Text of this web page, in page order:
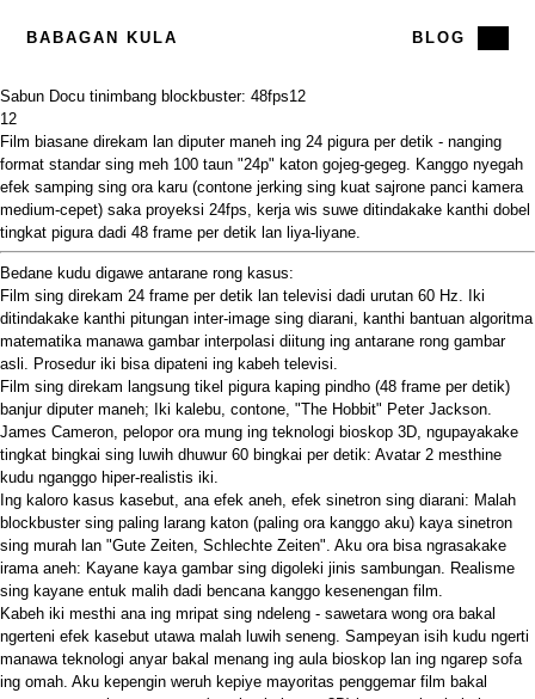
BABAGAN KULA BLOG
Sabun Docu tinimbang blockbuster: 48fps12
12
Film biasane direkam lan diputer maneh ing 24 pigura per detik - nanging
format standar sing meh 100 taun "24p" katon gojeg-gegeg. Kanggo nyegah
efek samping sing ora karu (contone jerking sing kuat sajrone panci kamera
medium-cepet) saka proyeksi 24fps, kerja wis suwe ditindakake kanthi dobel
tingkat pigura dadi 48 frame per detik lan liya-liyane.
Bedane kudu digawe antarane rong kasus:
Film sing direkam 24 frame per detik lan televisi dadi urutan 60 Hz. Iki
ditindakake kanthi pitungan inter-image sing diarani, kanthi bantuan algoritma
matematika manawa gambar interpolasi diitung ing antarane rong gambar
asli. Prosedur iki bisa dipateni ing kabeh televisi.
Film sing direkam langsung tikel pigura kaping pindho (48 frame per detik)
banjur diputer maneh; Iki kalebu, contone, "The Hobbit" Peter Jackson.
James Cameron, pelopor ora mung ing teknologi bioskop 3D, ngupayakake
tingkat bingkai sing luwih dhuwur 60 bingkai per detik: Avatar 2 mesthine
kudu nganggo hiper-realistis iki.
Ing kaloro kasus kasebut, ana efek aneh, efek sinetron sing diarani: Malah
blockbuster sing paling larang katon (paling ora kanggo aku) kaya sinetron
sing murah lan "Gute Zeiten, Schlechte Zeiten". Aku ora bisa ngrasakake
irama aneh: Kayane kaya gambar sing digoleki jinis sambungan. Realisme
sing kayane entuk malih dadi bencana kanggo kesenengan film.
Kabeh iki mesthi ana ing mripat sing ndeleng - sawetara wong ora bakal
ngerteni efek kasebut utawa malah luwih seneng. Sampeyan isih kudu ngerti
manawa teknologi anyar bakal menang ing aula bioskop lan ing ngarep sofa
ing omah. Aku kepengin weruh kepiye mayoritas penggemar film bakal